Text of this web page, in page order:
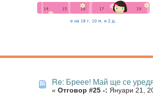
Re: Бреее! Май ще се
« Отговор #25 -: Януари 21,